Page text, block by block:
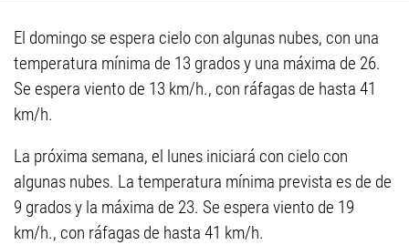
El domingo se espera cielo con algunas nubes, con una
temperatura mínima de 13 grados y una máxima de 26.
Se espera viento de 13 km/h., con ráfagas de hasta 41
km/h.
La próxima semana, el lunes iniciará con cielo con
algunas nubes. La temperatura mínima prevista es de de
9 grados y la máxima de 23. Se espera viento de 19
km/h., con ráfagas de hasta 41 km/h.